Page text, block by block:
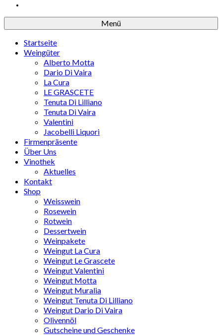
Menü
Startseite
Weingüter
Alberto Motta
Dario Di Vaira
La Cura
LE GRASCETE
Tenuta Di Lilliano
Tenuta Di Vaira
Valentini
Jacobelli Liquori
Firmenpräsente
Über Uns
Vinothek
Aktuelles
Kontakt
Shop
Weisswein
Rosewein
Rotwein
Dessertwein
Weinpakete
Weingut La Cura
Weingut Le Grascete
Weingut Valentini
Weingut Motta
Weingut Muralia
Weingut Tenuta Di Lilliano
Weingut Dario Di Vaira
Olivennöl
Gutscheine und Geschenke